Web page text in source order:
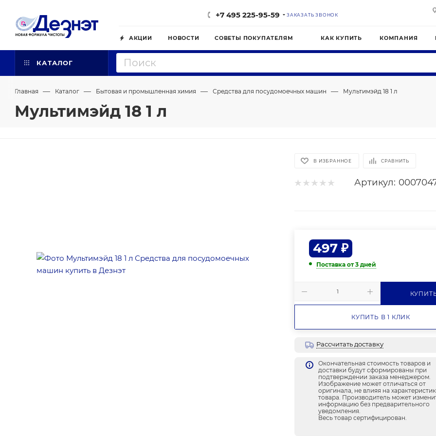
+7 495 225-95-59 ЗАКАЗАТЬ ЗВОНОК
АКЦИИ НОВОСТИ СОВЕТЫ ПОКУПАТЕЛЯМ КАК КУПИТЬ КОМПАНИЯ
КАТАЛОГ
Главная — Каталог — Бытовая и промышленная химия — Средства для посудомоечных машин — Мультимэйд 18 1 л
Мультимэйд 18 1 л
В ИЗБРАННОЕ СРАВНИТЬ
Артикул:
497 ₽
Поставка от 3 дней
КУПИТЬ В 1 КЛИК
Рассчитать доставку
Окончательная стоимость товаров и
доставки будут сформированы при
подтверждении заказа менеджером.
Изображение может отличаться от
оригинала, не влияя на
товара. Производитель может
информацию без предварительного
уведомления.
Весь товар сертифицирован.